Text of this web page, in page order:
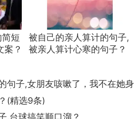
——单刀直入
——骄必败
——身在曹营心在汉
一言不发
——言听计从
一无牵挂
短
案？
被自己的亲人算计的句子,
被亲人算计心寒的句子？
句子,女朋友咳嗽了，我不在她身
(精选9条)